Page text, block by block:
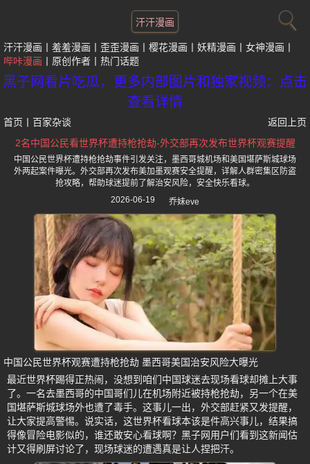
汗汗漫画
汗汗漫画 羞羞漫画 歪歪漫画 樱花漫画 妖精漫画
女神漫画
哔咔漫画
原创作者 热门话题
黑子网看片吃瓜，更多内部图片和独家视频：点击
查看详情
首页 百家杂谈
返回上页
2名中国公民看世界杯遭持枪抢劫-外交部再次发布世界杯观赛提醒
中国公民世界杯遭持枪抢劫事件引发关注，墨西哥城机场和美国堪萨斯城球场
外两起案件曝光。外交部再次发布美加墨观赛安全提醒，详解人群密集区防盗
抢攻略，帮助球迷提前了解治安风险，安全快乐看球。
2026-06-19
乔妹eve
中国公民世界杯观赛遭持枪抢劫 墨西哥美国治安风险大曝光
最近世界杯踢得正热闹，没想到咱们中国球迷去现场看球却摊上大事
了。一名去墨西哥的中国哥们儿在机场附近被持枪抢劫，另一个在美
国堪萨斯城球场外也遭了毒手。这事儿一出，外交部赶紧又发提醒，
让大家提高警惕。说实话，这世界杯看球本该是件高兴事儿，结果搞
得像冒险电影似的，谁还敢安心看球啊？黑子网用户们看到这新闻估
计又得刷屏讨论了，现场球迷的遭遇真是让人捏把汗。